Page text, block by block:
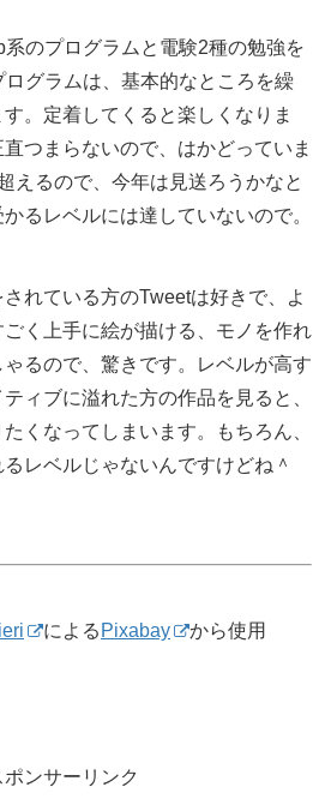
のプログラムと電験2種の勉強を
ログラムは、基本的なところを繰
。定着してくると楽しくなりま
つまらないので、はかどっていま
えるので、今年は見送ろうかなと
るレベルには達していないので。
れている方のTweetは好きで、よ
ごく上手に絵が描ける、モノを作れ
るので、驚きです。レベルが高す
ィブに溢れた方の作品を見ると、
くなってしまいます。もちろん、
レベルじゃないんですけどね＾
による Pixabay から使用
ポンサーリンク